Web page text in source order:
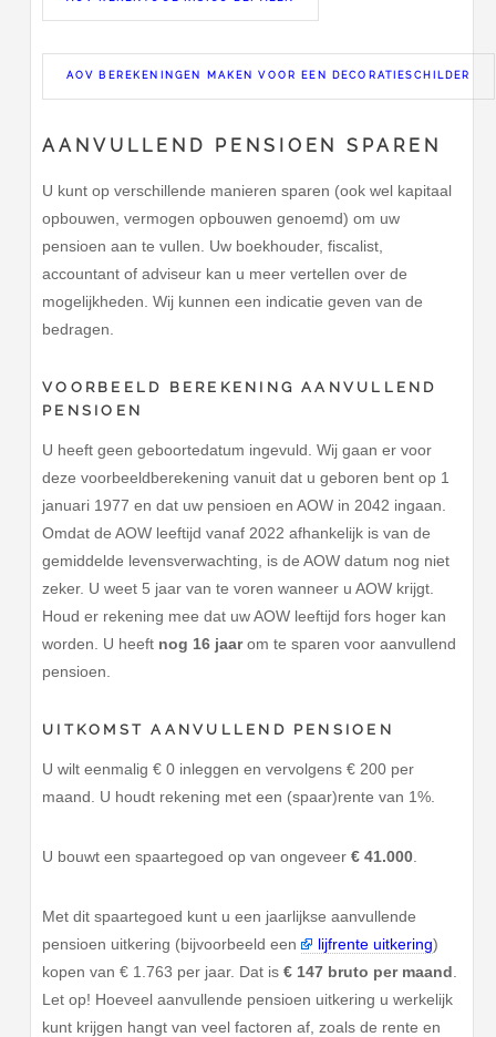
AOV BEREKENINGEN MAKEN VOOR EEN DECORATIESCHILDER
AANVULLEND PENSIOEN SPAREN
U kunt op verschillende manieren sparen (ook wel kapitaal
opbouwen, vermogen opbouwen genoemd) om uw
pensioen aan te vullen. Uw boekhouder, fiscalist,
accountant of adviseur kan u meer vertellen over de
mogelijkheden. Wij kunnen een indicatie geven van de
bedragen.
VOORBEELD BEREKENING AANVULLEND
PENSIOEN
U heeft geen geboortedatum ingevuld. Wij gaan er voor
deze voorbeeldberekening vanuit dat u geboren bent op 1
januari 1977 en dat uw pensioen en AOW in 2042 ingaan.
Omdat de AOW leeftijd vanaf 2022 afhankelijk is van de
gemiddelde levensverwachting, is de AOW datum nog niet
zeker. U weet 5 jaar van te voren wanneer u AOW krijgt.
Houd er rekening mee dat uw AOW leeftijd fors hoger kan
worden. U heeft nog 16 jaarom te sparen voor aanvullend
pensioen.
UITKOMST AANVULLEND PENSIOEN
U wilt eenmalig € 0 inleggen en vervolgens € 200 per
maand. U houdt rekening met een (spaar)rente van 1%.
U bouwt een spaartegoed op van ongeveer€ 41.000
Met dit spaartegoed kunt u een jaarlijkse aanvullende
pensioen uitkering (bijvoorbeeld een
lijfrente uitkering)
kopen van € 1.763 per jaar. Dat is€ 147 bruto per maand
Let op! Hoeveel aanvullende pensioen uitkering u werkelijk
kunt krijgen hangt van veel factoren af, zoals de rente en